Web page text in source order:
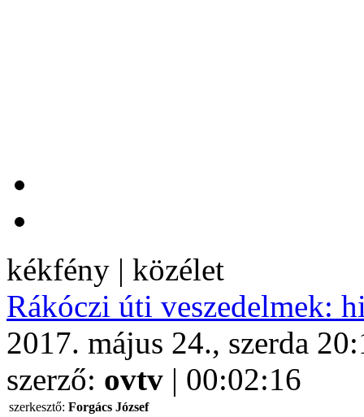
kékfény | közélet
Rákóczi úti veszedelmek:
2017. május 24., szerda
szerző: ovtv | 00:02:16
szerkesztő: Forgács József